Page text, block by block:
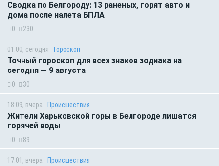
Сводка по Белгороду: 13 раненых, горят авто и
дома после налета БПЛА
0 230
01:00, сегодня Гороскоп
Точный гороскоп для всех знаков зодиака на
сегодня — 9 августа
0 30
18:09, вчера Происшествия
Жители Харьковской горы в Белгороде лишатся
горячей воды
0 89
17:01, вчера Происшествия